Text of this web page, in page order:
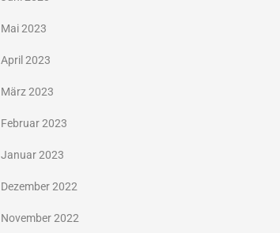
Mai 2023
April 2023
März 2023
Februar 2023
Januar 2023
Dezember 2022
November 2022